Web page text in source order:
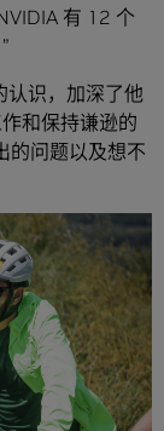
有 12 个
认识，加深了他
和保持谦逊的
的问题以及想不